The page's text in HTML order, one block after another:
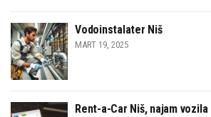
Vodoinstalater Niš
MART 19, 2025
Rent-a-Car Niš, najam vozila